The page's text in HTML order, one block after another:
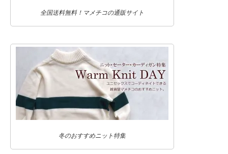
全国送料無料！マメチコの通販サイト
冬のおすすめニット特集